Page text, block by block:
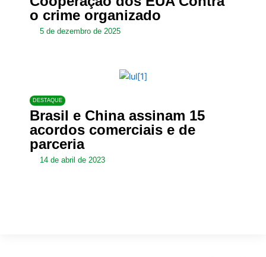
o crime organizado
5 de dezembro de 2025
DESTAQUE
Brasil e China assinam 15
acordos comerciais e de
parceria
14 de abril de 2023